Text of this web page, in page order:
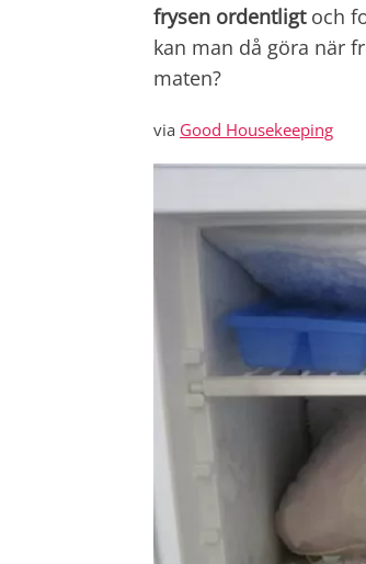
frysen ordentligtoch
kan man då göra när
maten?
via Good Housekeeping